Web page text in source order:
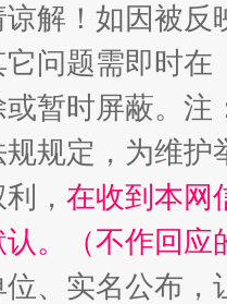
解！如因被
问题需即时在
暂时屏蔽。
规定，为维
， 在收到本网
。（不作回应
位、实名公布